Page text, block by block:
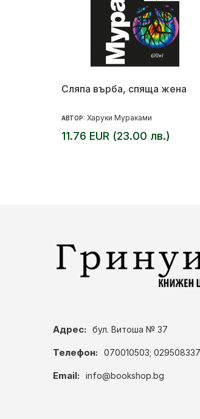
Сляпа върба, спяща жена
АВТОР: Харуки Мураками
11.76 EUR (23.00 лв.)
Адрес: бул. Витоша № 37
Телефон: 070010503;
Email: info@bookshop.bg